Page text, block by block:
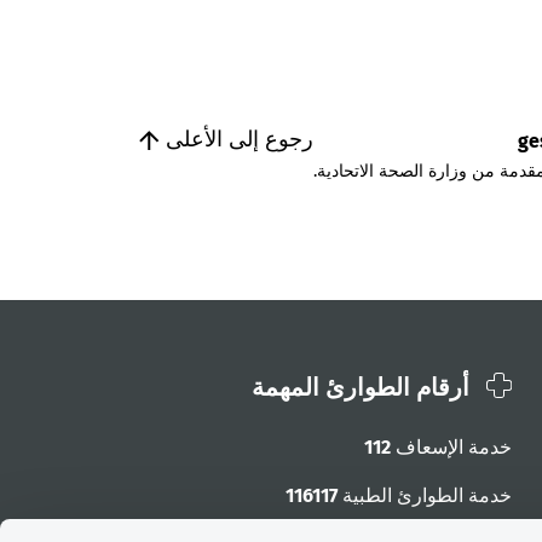
رجوع إلى الأعلى
من وزارة الصحة الاتحادية.
أرقام الطوارئ المهمة
خدمة الإسعاف 112
خدمة الطوارئ الطبية116117